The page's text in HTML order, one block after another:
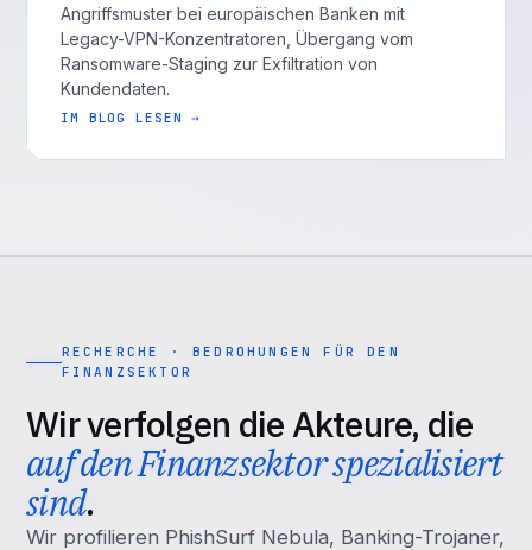
Angriffsmuster bei europäischen Banken mit
Legacy-VPN-Konzentratoren, Übergang vom
Ransomware-Staging zur Exfiltration von
Kundendaten.
IM BLOG LESEN →
RECHERCHE · BEDROHUNGEN FÜR DEN
FINANZSEKTOR
Wir verfolgen die Akteure, die
auf den Finanzsektor spezialisiert
sind.
Wir profilieren PhishSurf Nebula, Banking-Trojaner,